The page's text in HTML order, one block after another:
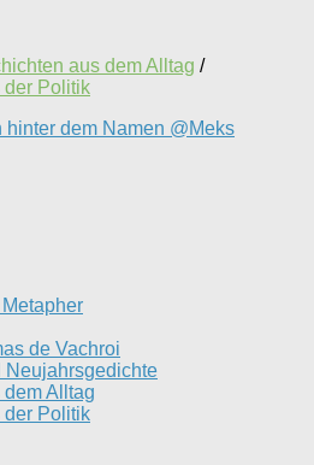
aus dem Alltag /
der Politik
hinter dem Namen @Meks
de Vachroi
Neujahrsgedichte
Alltag
der Politik